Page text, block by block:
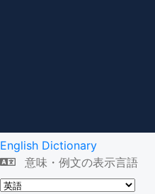
English Dictionary
意味・例文の表示言語